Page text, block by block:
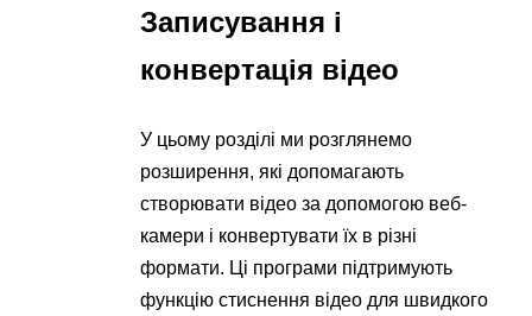
Записування і
конвертація відео
У цьому розділі ми розглянемо
розширення, які допомагають
створювати відео за допомогою веб-
камери і конвертувати їх в різні
формати. Ці програми підтримують
функцію стиснення відео для швидкого